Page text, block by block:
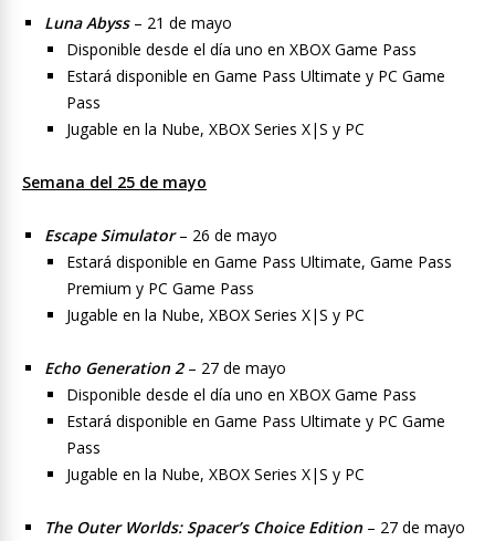
Luna Abyss– 21 de mayo
Disponible desde el día uno en XBOX Game Pass
Estará disponible en Game Pass Ultimate y PC Game
Pass
Jugable en la Nube, XBOX Series X|S y PC
Semana del 25 de mayo
Escape Simulator– 26 de mayo
Estará disponible en Game Pass Ultimate, Game Pass
Premium y PC Game Pass
Jugable en la Nube, XBOX Series X|S y PC
Echo Generation 2– 27 de mayo
Disponible desde el día uno en XBOX Game Pass
Estará disponible en Game Pass Ultimate y PC Game
Pass
Jugable en la Nube, XBOX Series X|S y PC
The Outer Worlds: Spacer’s Choice Edition – 27 de mayo